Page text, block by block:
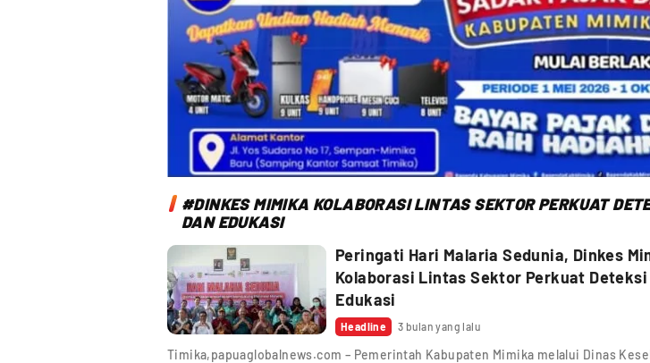
#DINKES MIMIKA KOLABORASI LINTAS SEKTOR PERKUAT
DAN EDUKASI
Peringati Hari Malaria Sedunia, Dinkes
Kolaborasi Lintas Sektor Perkuat Deteksi
Edukasi
Headline 3 bulan yang lalu
Timika,papuaglobalnews.com – Pemerintah Kabupaten Mimika melalui Dinas